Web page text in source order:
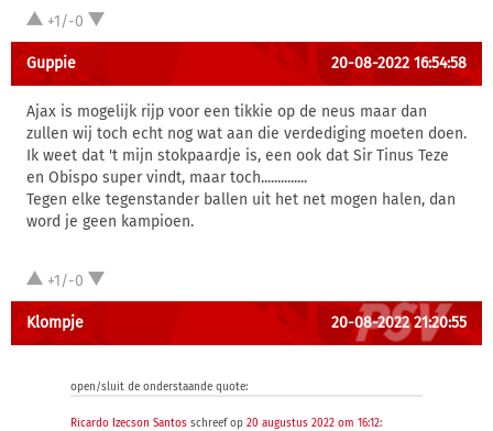
+1/-0
Guppie 20-08-2022 16:54:58
Ajax is mogelijk rijp voor een tikkie op de neus maar dan
zullen wij toch echt nog wat aan die verdediging moeten doen.
Ik weet dat 't mijn stokpaardje is, een ook dat Sir Tinus Teze
en Obispo super vindt, maar toch..............
Tegen elke tegenstander ballen uit het net mogen halen, dan
word je geen kampioen.
+1/-0
Klompje 20-08-2022 21:20:55
open/sluit de onderstaande quote:
Ricardo Izecson Santos schreef op 20 augustus 2022 om 16:12: